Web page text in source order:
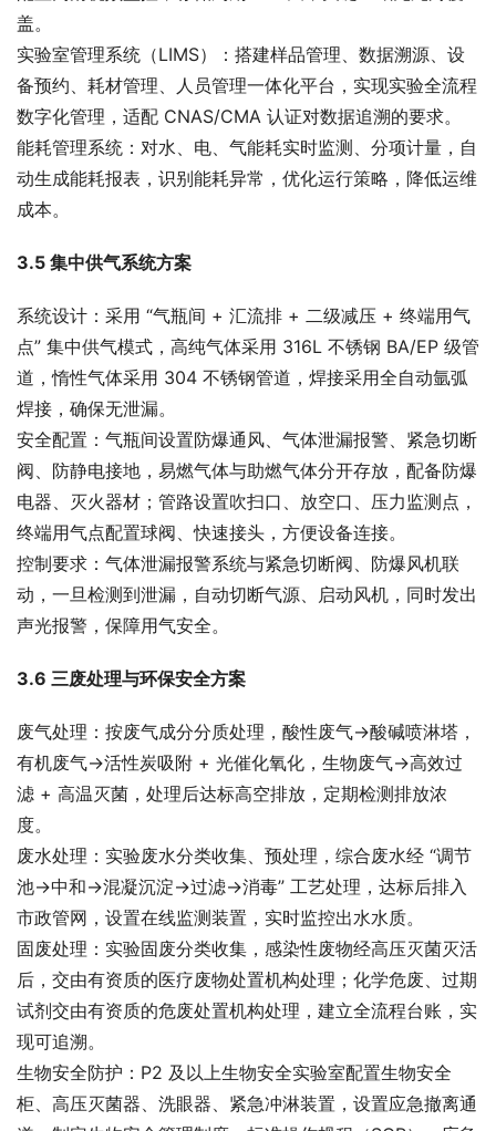
盖。
实验室管理系统（LIMS）：搭建样品管理、数据溯源、设
备预约、耗材管理、人员管理一体化平台，实现实验全流程
数字化管理，适配 CNAS/CMA 认证对数据追溯的要求。
能耗管理系统：对水、电、气能耗实时监测、分项计量，自
动生成能耗报表，识别能耗异常，优化运行策略，降低运维
成本。
3.5 集中供气系统方案
系统设计：采用 “气瓶间 + 汇流排 + 二级减压 + 终端用气
点” 集中供气模式，高纯气体采用 316L 不锈钢 BA/EP 级管
道，惰性气体采用 304 不锈钢管道，焊接采用全自动氩弧
焊接，确保无泄漏。
安全配置：气瓶间设置防爆通风、气体泄漏报警、紧急切断
阀、防静电接地，易燃气体与助燃气体分开存放，配备防爆
电器、灭火器材；管路设置吹扫口、放空口、压力监测点，
终端用气点配置球阀、快速接头，方便设备连接。
控制要求：气体泄漏报警系统与紧急切断阀、防爆风机联
动，一旦检测到泄漏，自动切断气源、启动风机，同时发出
声光报警，保障用气安全。
3.6 三废处理与环保安全方案
废气处理：按废气成分分质处理，酸性废气→酸碱喷淋塔，
有机废气→活性炭吸附 + 光催化氧化，生物废气→高效过
滤 + 高温灭菌，处理后达标高空排放，定期检测排放浓
度。
废水处理：实验废水分类收集、预处理，综合废水经 “调节
池→中和→混凝沉淀→过滤→消毒” 工艺处理，达标后排入
市政管网，设置在线监测装置，实时监控出水水质。
固废处理：实验固废分类收集，感染性废物经高压灭菌灭活
后，交由有资质的医疗废物处置机构处理；化学危废、过期
试剂交由有资质的危废处置机构处理，建立全流程台账，实
现可追溯。
生物安全防护：P2 及以上生物安全实验室配置生物安全
柜、高压灭菌器、洗眼器、紧急冲淋装置，设置应急撤离通